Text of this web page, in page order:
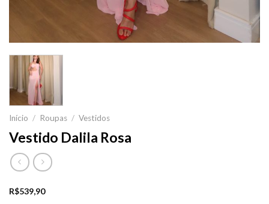
Início / Roupas / Vestidos
Vestido Dalila Rosa
R$539,90